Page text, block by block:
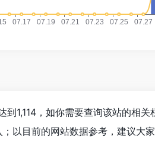
到1,114，如你需要查询该站的相
；以目前的网站数据参考，建议大